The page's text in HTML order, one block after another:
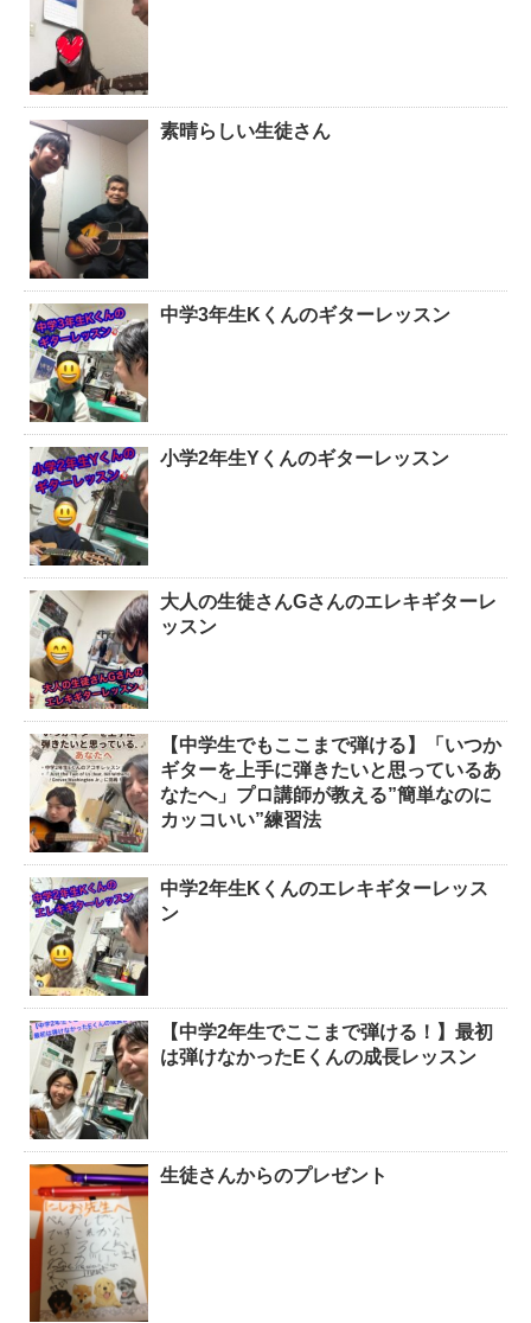
素晴らしい生徒さん
中学3年生Kくんのギターレッスン
小学2年生Yくんのギターレッスン
大人の生徒さんGさんのエレキギターレ
ッスン
【中学生でもここまで弾ける】「いつか
ギターを上手に弾きたいと思っているあ
なたへ」プロ講師が教える”簡単なのに
カッコいい”練習法
中学2年生Kくんのエレキギターレッス
ン
【中学2年生でここまで弾ける！】最初
は弾けなかったEくんの成長レッスン
生徒さんからのプレゼント